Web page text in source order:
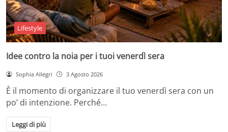
Lifestyle
Idee contro la noia per i tuoi venerdì sera
Sophia Allegri 3 Agosto 2026
È il momento di organizzare il tuo venerdì sera con un
po’ di intenzione. Perché…
Leggi di più